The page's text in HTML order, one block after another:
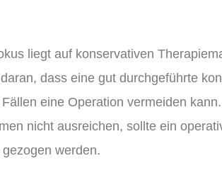
liegt auf konservativen
dass eine gut durchgeführte
eine Operation vermeiden
nicht ausreichen, sollte ein
werden.